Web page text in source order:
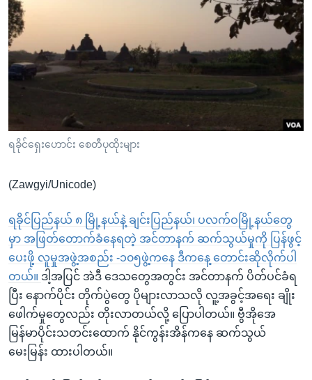
ရန်
ပင်မ
အ
ညွန်း
ကျော်
ကြည့်
ရှာဖွေ
နေရာ
သို့
ကျော်
ရန်
မကြေးမုံရဲ့ အင်္ဂလိပ်စာ
ရုပ်ရှင်ထဲက အင်္ဂလိပ်စာ
သုတပဒေသာ အင်္ဂလိပ်စာ
ရေဒီယို
တီဗွီ
ရေဒီယိုနှင့်ရုပ်သံ အချက်အလက်များ
ရေဒီယို/တီဗွီအစီအစဉ်
Learning English
ရခိုင်ရှေးဟောင်း စေတီပုထိုးများ
(Zawgyi/Unicode)
ရခိုင်ပြည်နယ် ၈ မြို့နယ်နဲ့ ချင်းပြည်နယ်၊ ပလက်ဝမြို့နယ်တွေ
မှာ အဖြတ်တောက်ခံနေရတဲ့ အင်တာနက် ဆက်သွယ်မှုကို ပြန်ဖွင့်
ပေးဖို့ လူမှုအဖွဲ့အစည်း -၁၀၅ဖွဲ့ကနေ ဒီကနေ့ တောင်းဆိုလိုက်ပါ
တယ်။ ဒါ့အပြင် အဲဒီ ဒေသတွေအတွင်း အင်တာနက် ပိတ်ပင်ခံရ
ပြီး နောက်ပိုင်း တိုက်ပွဲတွေ ပိုများလာသလို လူ့အခွင့်အရေး ချိုး
ဖေါက်မှုတွေလည်း တိုးလာတယ်လို့ ပြောပါတယ်။ ဗွီအိုအေ
မြန်မာပိုင်းသတင်းထောက် နိုင်ကွန်းအိန်ကနေ ဆက်သွယ်
မေးမြန်း ထားပါတယ်။